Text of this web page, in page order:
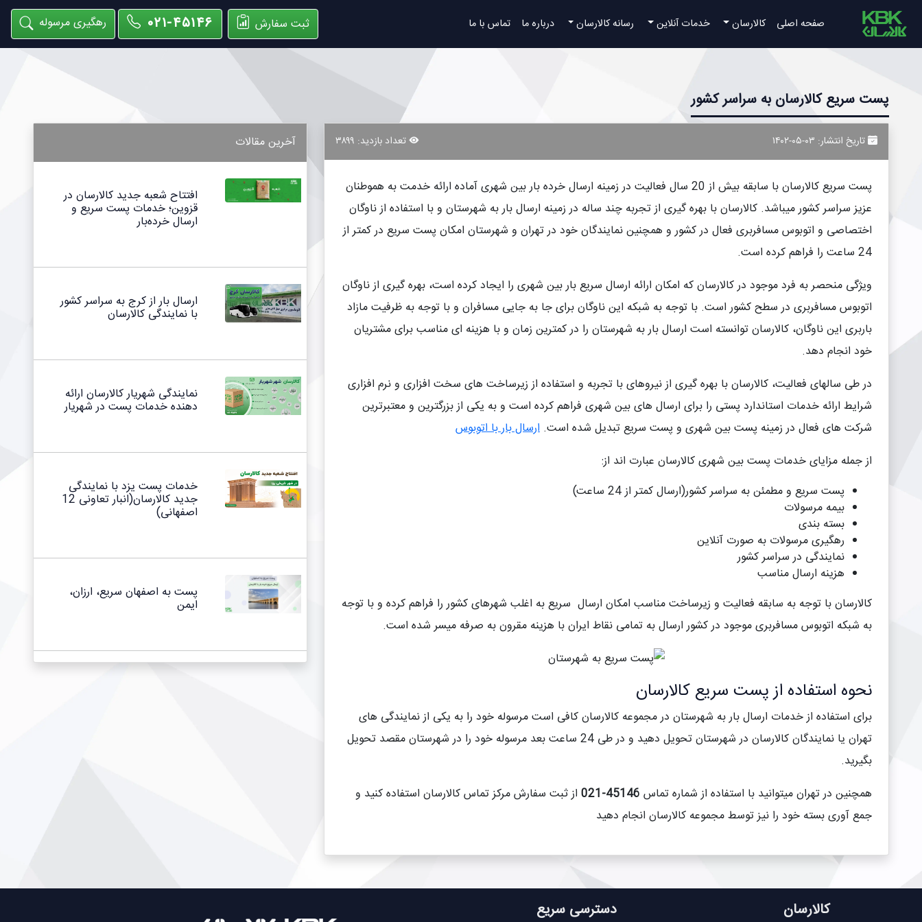
صفحه اصلی کالارسان خدمات آنلاین رسانه کالارسان درباره ما تماس با ما ثبت سفارش ۰۲۱-۴۵۱۴۶ رهگیری مرسوله
پست سریع کالارسان به سراسر کشور
تاریخ انتشار: ۰۳-۰۵-۱۴۰۲ تعداد بازدید: ۳۸۹۹
پست سریع کالارسان با سابقه بیش از 20 سال فعالیت در زمینه ارسال خرده بار بین شهری آماده ارائه خدمت به هموطنان
عزیز سراسر کشور میباشد. کالارسان با بهره گیری از تجربه چند ساله در زمینه ارسال بار به شهرستان و با استفاده از ناوگان
اختصاصی و اتوبوس مسافربری فعال در کشور و همچنین نمایندگان خود در تهران و شهرستان امکان پست سریع در کمتر از
24 ساعت را فراهم کرده است.
ویژگی منحصر به فرد موجود در کالارسان که امکان ارائه ارسال سریع بار بین شهری را ایجاد کرده است، بهره گیری از ناوگان
اتوبوس مسافربری در سطح کشور است. با توجه به شبکه این ناوگان برای جا به جایی مسافران و با توجه به ظرفیت مازاد
باربری این ناوگان، کالارسان توانسته است ارسال بار به شهرستان را در کمترین زمان و با هزینه ای مناسب برای مشتریان
خود انجام دهد.
در طی سالهای فعالیت، کالارسان با بهره گیری از نیروهای با تجربه و استفاده از زیرساخت های سخت افزاری و نرم افزاری
شرایط ارائه خدمات استاندارد پستی را برای ارسال های بین شهری فراهم کرده است و به یکی از بزرگترین و معتبرترین
شرکت های فعال در زمینه پست بین شهری و پست سریع تبدیل شده است. ارسال بار با اتوبوس
از جمله مزایای خدمات پست بین شهری کالارسان عبارت اند از:
پست سریع و مطمئن به سراسر کشور(ارسال کمتر از 24 ساعت)
بیمه مرسولات
بسته بندی
رهگیری مرسولات به صورت آنلاین
نمایندگی در سراسر کشور
هزینه ارسال مناسب
کالارسان با توجه به سابقه فعالیت و زیرساخت مناسب امکان ارسال سریع به اغلب شهرهای کشور را فراهم کرده و با توجه
به شبکه اتوبوس مسافربری موجود در کشور ارسال به تمامی نقاط ایران با هزینه مقرون به صرفه میسر شده است.
نحوه استفاده از پست سریع کالارسان
برای استفاده از خدمات ارسال بار به شهرستان در مجموعه کالارسان کافی است مرسوله خود را به یکی از نمایندگی های
تهران یا نمایندگان کالارسان در شهرستان تحویل دهید و در طی 24 ساعت بعد مرسوله خود را در شهرستان مقصد تحویل
بگیرید.
همچنین در تهران میتوانید با استفاده از شماره تماس 45146-021
از ثبت سفارش مرکز تماس کالارسان استفاده کنید و
جمع آوری بسته خود را نیز توسط مجموعه کالارسان انجام دهید
آخرین مقالات
افتتاح شعبه جدید کالارسان در
قزوین؛ خدمات پست سریع و
ارسال خرده‌بار
ارسال بار از کرج به سراسر کشور
با نمایندگی کالارسان
نمایندگی شهریار کالارسان ارائه
دهنده خدمات پست در شهریار
خدمات پست یزد با نمایندگی
جدید کالارسان(انبار تعاونی 12
اصفهانی)
پست به اصفهان سریع، ارزان،
ایمن
کالارسان دسترسی سریع